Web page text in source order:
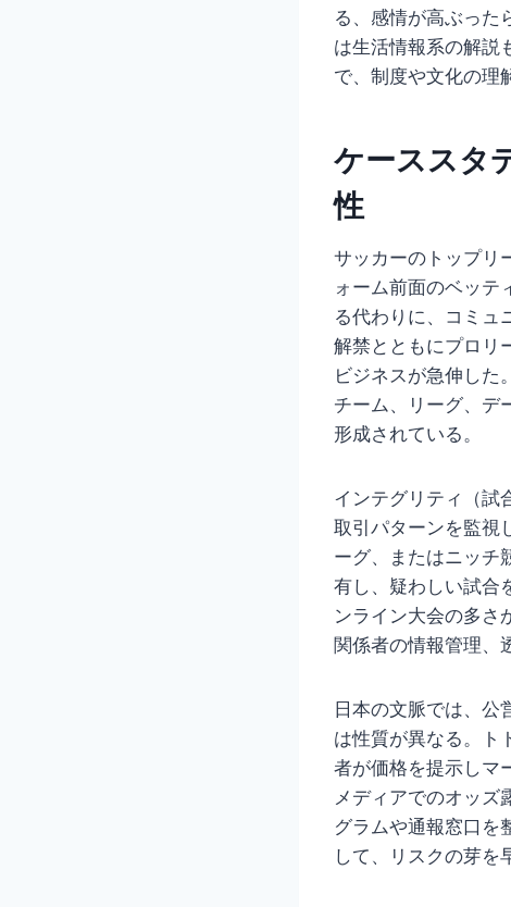
る、感情が高ぶった
は生活情報系の解説
で、制度や文化の理
ケーススタ
性
サッカーのトップリ
ォーム前面のベッテ
る代わりに、コミュ
解禁とともにプロリ
ビジネスが急伸した
チーム、リーグ、デ
形成されている。
インテグリティ（試
取引パターンを監視
ーグ、またはニッチ
有し、疑わしい試合
ンライン大会の多さ
関係者の情報管理、
日本の文脈では、公
は性質が異なる。ト
者が価格を提示しマ
メディアでのオッズ
グラムや通報窓口を
して、リスクの芽を